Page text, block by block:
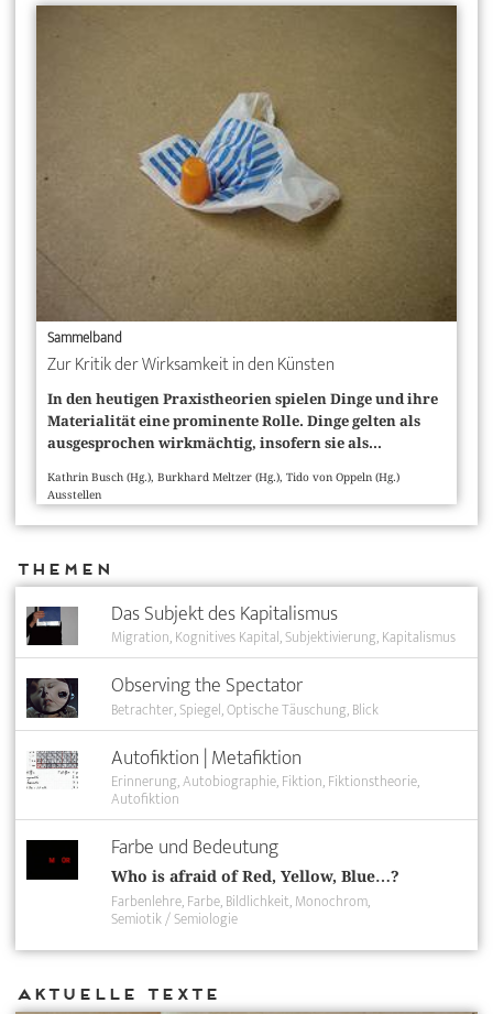
Sammelband
Zur Kritik der Wirksamkeit in den Künsten
In den heutigen Praxistheorien spielen Dinge und ihre
Materialität eine prominente Rolle. Dinge gelten als
ausgesprochen wirkmächtig, insofern sie als...
Kathrin Busch (Hg.), Burkhard Meltzer (Hg.), Tido von Oppeln (Hg.)
Ausstellen
Themen
Das Subjekt des Kapitalismus
Migration Kognitives Kapital Subjektivierung Kapitalismus
Observing the Spectator
Betrachter Spiegel Optische Täuschung Blick
Autofiktion | Metafiktion
Erinnerung Autobiographie Fiktion Fiktionstheorie
Autofiktion
Farbe und Bedeutung
Who is afraid of Red, Yellow, Blue…?
Farbenlehre Farbe Bildlichkeit Monochrom
Semiotik / Semiologie
Aktuelle Texte